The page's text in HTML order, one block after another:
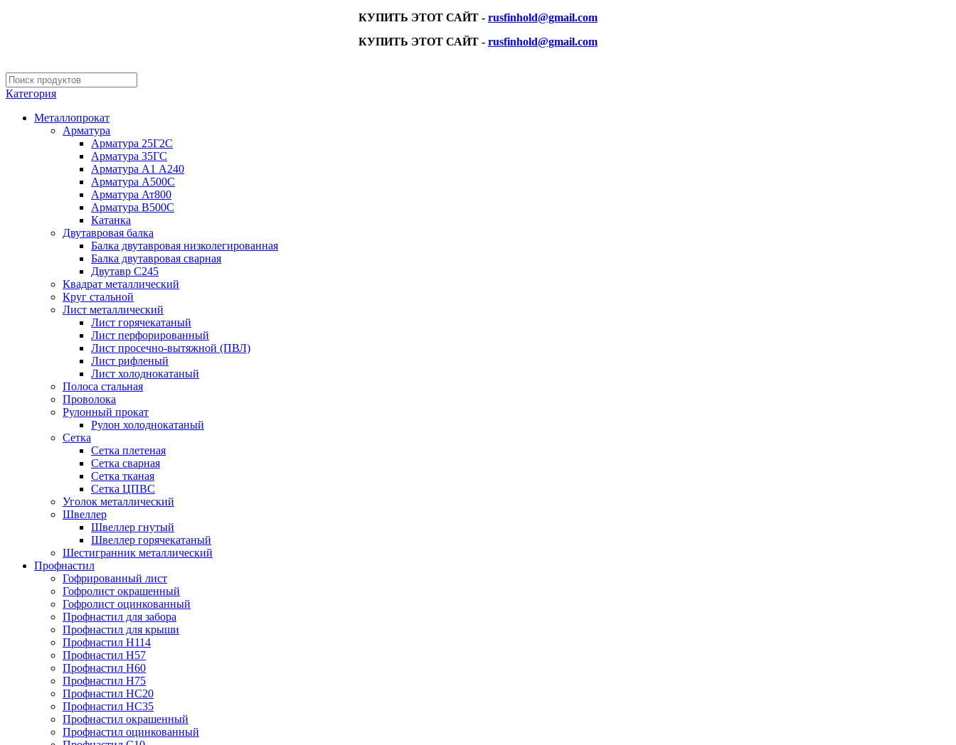
КУПИТЬ ЭТОТ САЙТ - rusfinhold@gmail.com
КУПИТЬ ЭТОТ САЙТ - rusfinhold@gmail.com
Категория
Металлопрокат
Арматура
Арматура 25Г2С
Арматура 35ГС
Арматура А1 А240
Арматура А500С
Арматура Ат800
Арматура В500С
Катанка
Двутавровая балка
Балка двутавровая низколегированная
Балка двутавровая сварная
Двутавр С245
Квадрат металлический
Круг стальной
Лист металлический
Лист горячекатаный
Лист перфорированный
Лист просечно-вытяжной (ПВЛ)
Лист рифленый
Лист холоднокатаный
Полоса стальная
Проволока
Рулонный прокат
Рулон холоднокатаный
Сетка
Сетка плетеная
Сетка сварная
Сетка тканая
Сетка ЦПВС
Уголок металлический
Швеллер
Швеллер гнутый
Швеллер горячекатаный
Шестигранник металлический
Профнастил
Гофрированный лист
Гофролист окрашенный
Гофролист оцинкованный
Профнастил для забора
Профнастил для крыши
Профнастил Н114
Профнастил Н57
Профнастил Н60
Профнастил Н75
Профнастил НС20
Профнастил НС35
Профнастил окрашенный
Профнастил оцинкованный